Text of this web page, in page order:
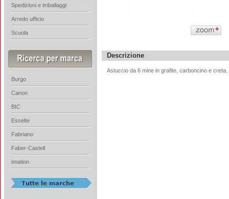
Descrizione
Astuccio da 6 mine in grafite, carboncino e
Spedizioni e imballaggi
Arredo ufficio
Scuola
Burgo
Canon
BIC
Esselte
Fabriano
Faber-Castell
Imation